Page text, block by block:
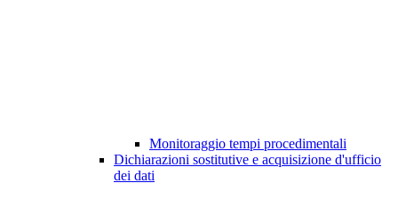
Monitoraggio tempi procedimentali
Dichiarazioni sostitutive e acquisizione d'ufficio
dei dati